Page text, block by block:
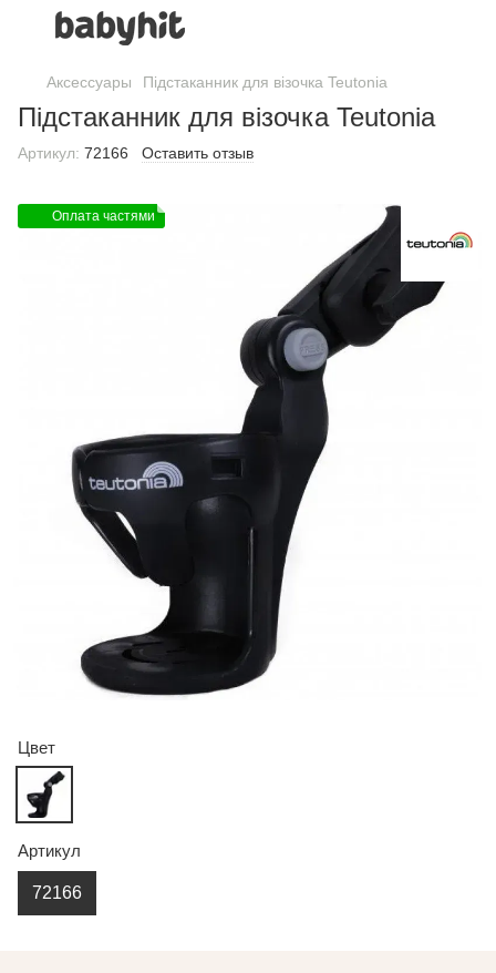
Аксессуары Підстаканник для візочка Teutonia
Підстаканник для візочка Teutonia
Артикул: 72166 Оставить отзыв
Оплата частями
Цвет
Артикул
72166